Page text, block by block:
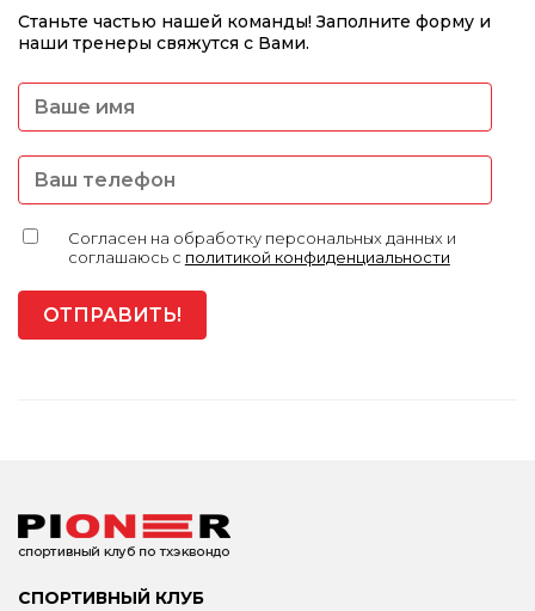
Станьте частью нашей команды! Заполните форму и
наши тренеры свяжутся с Вами.
Согласен на обработку персональных данных и
соглашаюсь с политикой конфиденциальности
СПОРТИВНЫЙ КЛУБ